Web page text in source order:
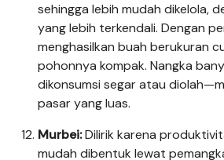
sehingga lebih mudah dikelola,
yang lebih terkendali. Dengan
menghasilkan buah berukuran
pohonnya kompak. Nangka
dikonsumsi segar atau
pasar yang luas.
Murbei:Dilirik karena
mudah dibentuk lewat